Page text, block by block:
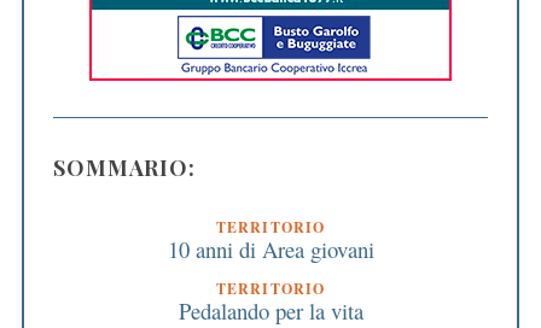
SOMMARIO:
TERRITORIO
10 anni di Area giovani
TERRITORIO
Pedalando per la vita